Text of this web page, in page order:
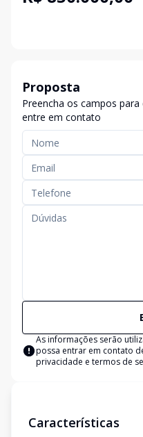
Proposta
Preencha os campos
entre em contato
As informações serão
possa entrar em contato
privacidade e termos de
Características